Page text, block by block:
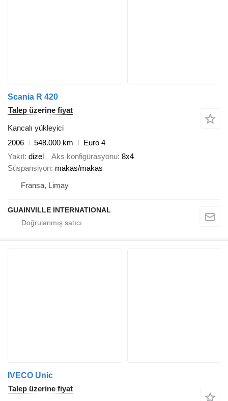
Scania R 420
Talep üzerine fiyat
Kancalı yükleyici
2006
548.000 km
Euro 4
Yakıt dizel Aks konfigürasyonu 8x4
Süspansiyon makas/makas
Fransa, Limay
GUAINVILLE INTERNATIONAL
IVECO Unic
Talep üzerine fiyat